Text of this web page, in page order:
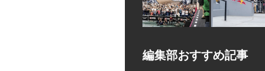
編集部おすすめ記事